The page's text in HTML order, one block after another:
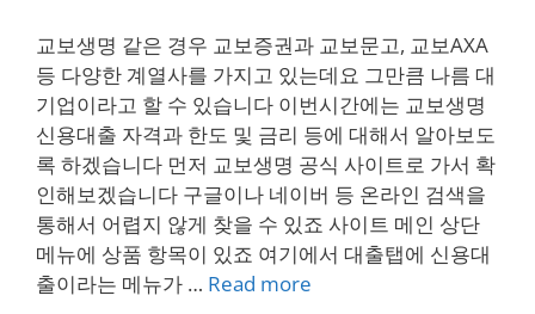
교보생명 같은 경우 교보증권과 교보문고, 교보AXA
등 다양한 계열사를 가지고 있는데요 그만큼 나름 대
기업이라고 할 수 있습니다 이번시간에는 교보생명
신용대출 자격과 한도 및 금리 등에 대해서 알아보도
록 하겠습니다 먼저 교보생명 공식 사이트로 가서 확
인해보겠습니다 구글이나 네이버 등 온라인 검색을
통해서 어렵지 않게 찾을 수 있죠 사이트 메인 상단
메뉴에 상품 항목이 있죠 여기에서 대출탭에 신용대
출이라는 메뉴가 … Read more